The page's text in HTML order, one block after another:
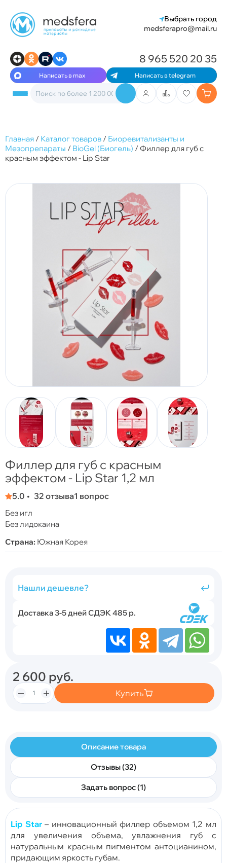
Выбрать город
medsferapro@mail.ru
Написать в max Написать в telegram
8 965 520 20 35
Главная / Каталог товаров / Биоревитализанты и
Мезопрепараты / BioGel (Биогель) /Филлер для губ с
красным эффектом - Lip Star
Филлер для губ с красным
эффектом - Lip Star 1,2 мл
5.0 32 отзыва1 вопрос
Без игл
Без лидокаина
Страна: Южная Корея
Нашли дешевле?
Доставка 3-5 дней СДЭК 485 р.
2 600 руб.
Купить
Описание товара
Отзывы (32)
Задать вопрос (1)
Lip Star– инновационный филлер объемом 1,2 мл
для увеличения объема, увлажнения губ с
натуральным красным пигментом антоцианином,
придающим яркость губам.